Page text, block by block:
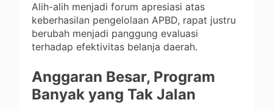
Alih-alih menjadi forum apresiasi atas
keberhasilan pengelolaan APBD, rapat justru
berubah menjadi panggung evaluasi
terhadap efektivitas belanja daerah.
Anggaran Besar, Program
Banyak yang Tak Jalan